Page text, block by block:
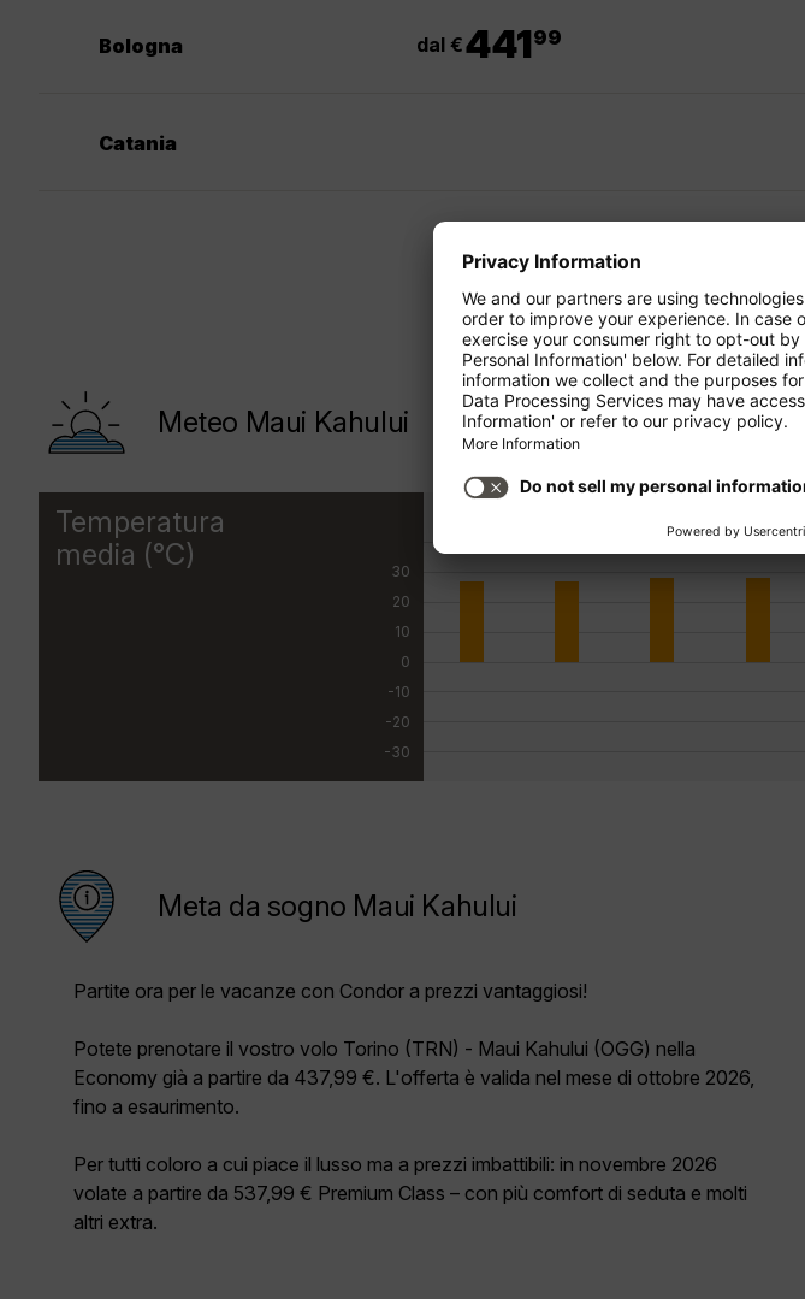
Bologna dal €44199
Catania
Meteo Maui Kahului
Temperatura
media (°C)
30
20
10
0
-10
-20
-30
Meta da sogno Maui Kahului
Partite ora per le vacanze con Condor a prezzi vantaggiosi!
Potete prenotare il vostro volo Torino (TRN) - Maui Kahului (OGG) nella
Economy già a partire da 437,99 €. L'offerta è valida nel mese di ottobre 2026,
fino a esaurimento.
Per tutti coloro a cui piace il lusso ma a prezzi imbattibili: in novembre 2026
volate a partire da 537,99 € Premium Class – con più comfort di seduta e molti
altri extra.